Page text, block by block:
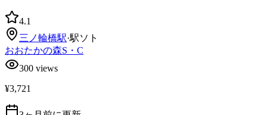
4.1
三ノ輪橋駅·駅ソト
おおたかの森S・C
300 views
¥3,721